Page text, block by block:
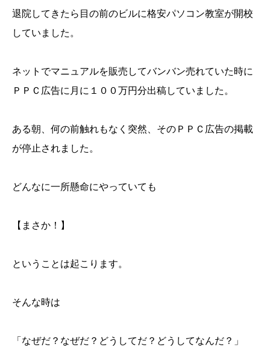
退院してきたら目の前のビルに格安パソコン教室が開校
していました。
ネットでマニュアルを販売してバンバン売れていた時に
ＰＰＣ広告に月に１００万円分出稿していました。
ある朝、何の前触れもなく突然、そのＰＰＣ広告の掲載
が停止されました。
どんなに一所懸命にやっていても
【まさか！】
ということは起こります。
そんな時は
「なぜだ？なぜだ？どうしてだ？どうしてなんだ？」